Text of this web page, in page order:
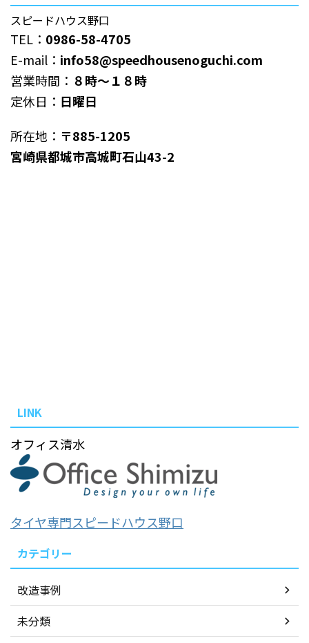
スピードハウス野口
TEL： 0986-58-4705
E-mail： info58@speedhousenoguchi.com
営業時間： ８時～１８時
定休日： 日曜日
所在地： 〒885-1205
宮崎県都城市高城町石山43-2
LINK
オフィス清水
タイヤ専門スピードハウス野口
カテゴリー
改造事例
未分類